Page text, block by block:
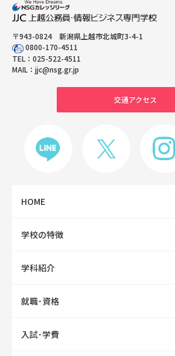
〒943-0824 新潟県上越市北城町3-4-1
0800-170-4511
TEL： 025-522-4511
MAIL： jjc@nsg.gr.jp
交通アクセス
HOME
学校の特徴
学科紹介
就職･資格
入試･学費